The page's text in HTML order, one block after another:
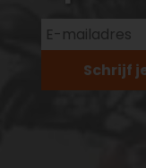
Schrijf